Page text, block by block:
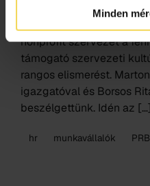
Minden
nonprofit szervezet a
támogató szervezeti
rangos elismerést.
igazgatóval és Borsos
beszélgettünk. Idén az […]
hr munkavállalók